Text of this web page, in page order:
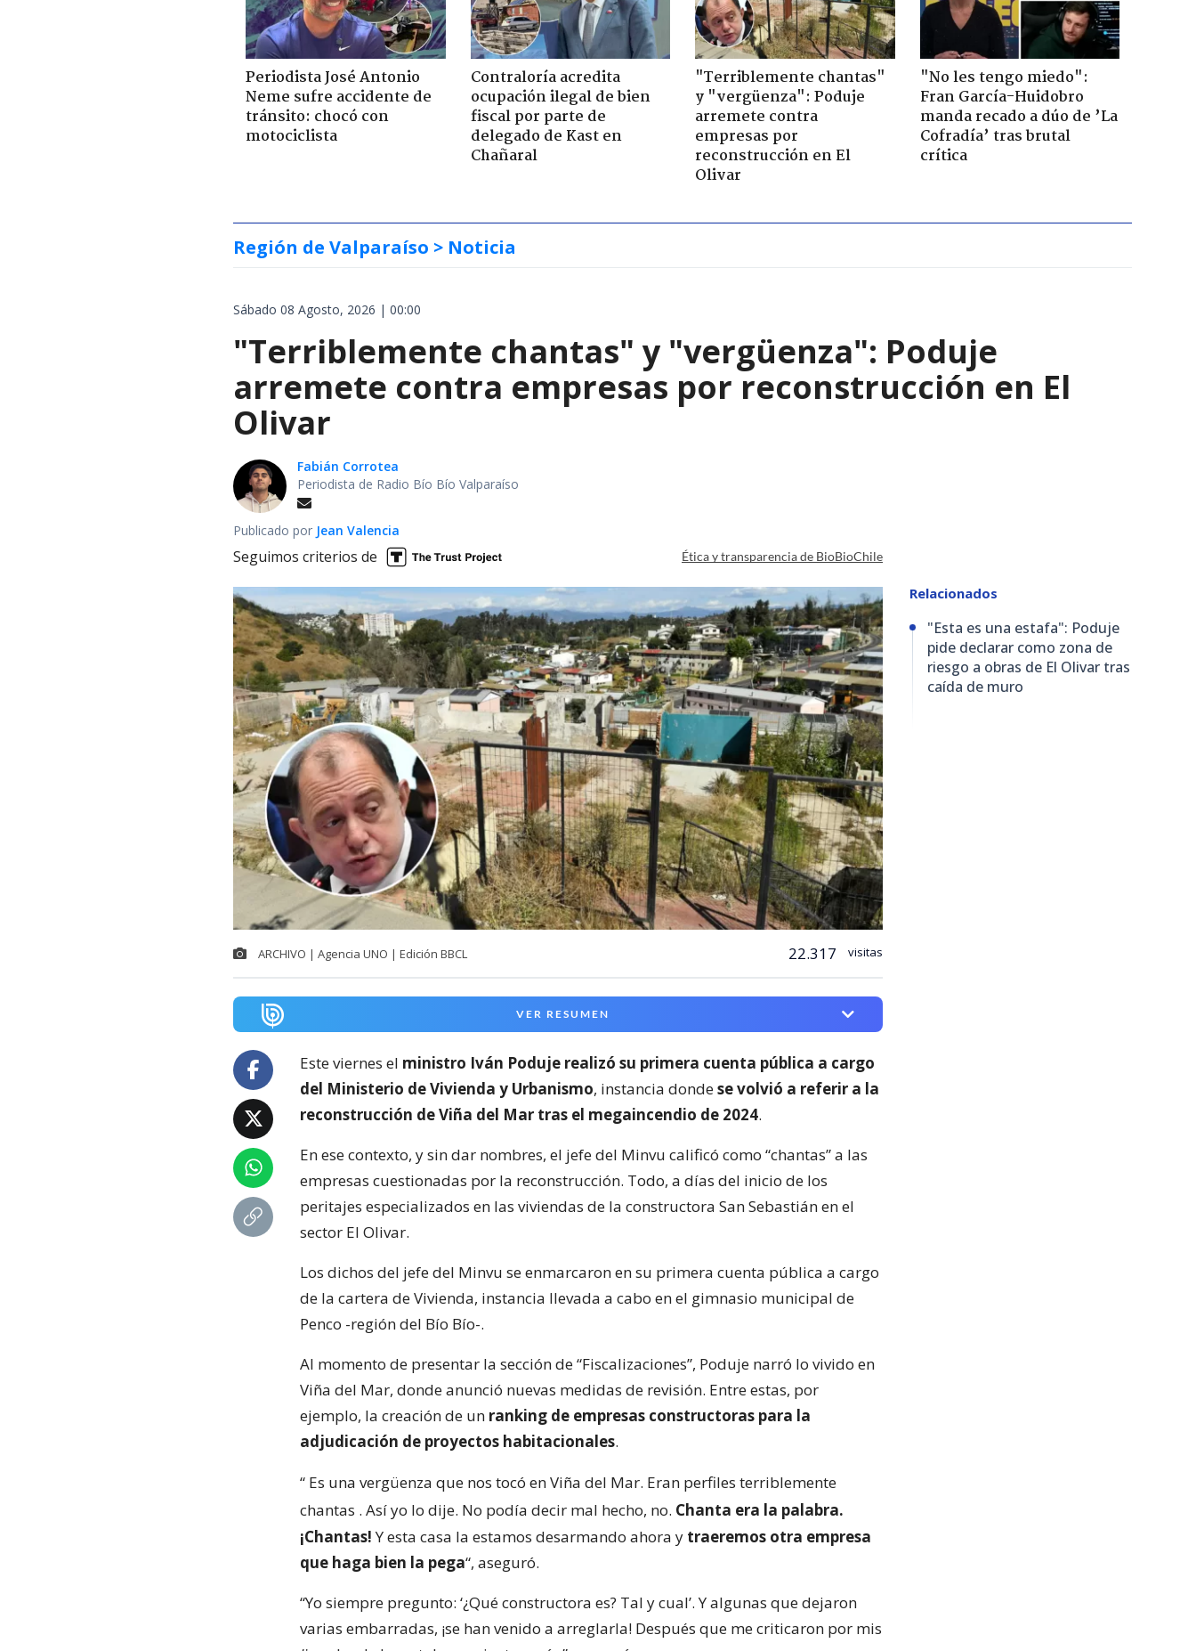
Periodista José Antonio
Neme sufre accidente de
tránsito: chocó con
motociclista
Contraloría acredita
ocupación ilegal de bien
fiscal por parte de
delegado de Kast en
Chañaral
"Terriblemente chantas"
y "vergüenza": Poduje
arremete contra
empresas por
reconstrucción en El
Olivar
"No les tengo miedo":
Fran García-Huidobro
manda recado a dúo de ’La
Cofradía’ tras brutal
crítica
Región de Valparaíso > Noticia
Sábado 08 Agosto, 2026 | 00:00
"Terriblemente chantas" y "vergüenza": Poduje
arremete contra empresas por reconstrucción en El
Olivar
Fabián Corrotea
Periodista de Radio Bío Bío Valparaíso
Publicado por Jean Valencia
Seguimos criterios de Ética y transparencia de BioBioChile
ARCHIVO | Agencia UNO | Edición BBCL 22.317 visitas
VER RESUMEN
Este viernes el ministro Iván Poduje realizó su primera cuenta pública a cargo
del Ministerio de Vivienda y Urbanismo, instancia dondese volvió a referir a la
reconstrucción de Viña del Mar tras el megaincendio de 2024.
En ese contexto, y sin dar nombres, el jefe del Minvu calificó como “chantas” a las
empresas cuestionadas por la reconstrucción. Todo, a días del inicio de los
peritajes especializados en las viviendas de la constructora San Sebastián en el
sector El Olivar.
Los dichos del jefe del Minvu se enmarcaron en su primera cuenta pública a cargo
de la cartera de Vivienda, instancia llevada a cabo en el gimnasio municipal de
Penco -región del Bío Bío-.
Al momento de presentar la sección de “Fiscalizaciones”, Poduje narró lo vivido en
Viña del Mar, donde anunció nuevas medidas de revisión. Entre estas, por
ejemplo, la creación de un ranking de empresas constructoras para la
adjudicación de proyectos habitacionales.
“ Es una vergüenza que nos tocó en Viña del Mar. Eran perfiles terriblemente
chantas . Así yo lo dije. No podía decir mal hecho, no. Chanta era la palabra.
¡Chantas!Y esta casa la estamos desarmando ahora y traeremos otra empresa
que haga bien la pega“, aseguró.
“Yo siempre pregunto: ‘¿Qué constructora es? Tal y cual’. Y algunas que dejaron
varias embarradas, ¡se han venido a arreglarla! Después que me criticaron por mis
Relacionados
"Esta es una estafa": Poduje
pide declarar como zona de
riesgo a obras de El Olivar tras
caída de muro